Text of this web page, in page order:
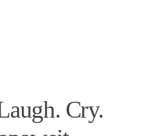
Cry.